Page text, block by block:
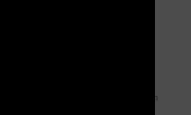
automatisée
équipements de
optimise la sécurité des équipes en
indispensables. Gants,